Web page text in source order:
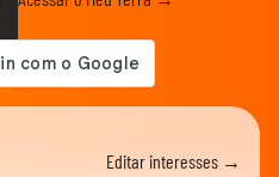
Editar interesses →